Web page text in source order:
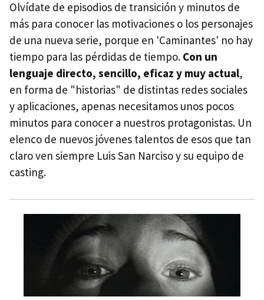
Olvídate de episodios de transición y minutos de
más para conocer las motivaciones o los personajes
de una nueva serie, porque en 'Caminantes' no hay
tiempo para las pérdidas de tiempo. Con un
lenguaje directo, sencillo, eficaz y muy actual,
en forma de "historias" de distintas redes sociales
y aplicaciones, apenas necesitamos unos pocos
minutos para conocer a nuestros protagonistas. Un
elenco de nuevos jóvenes talentos de esos que tan
claro ven siempre Luis San Narciso y su equipo de
casting.